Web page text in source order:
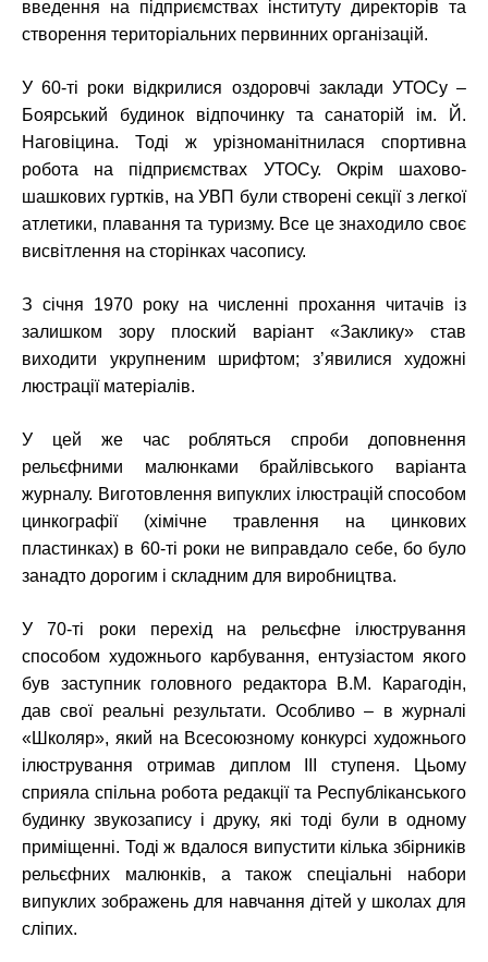
введення на підприємствах інституту директорів та
створення територіальних первинних організацій.
У 60-ті роки відкрилися оздоровчі заклади УТОСу –
Боярський будинок відпочинку та санаторій ім. Й.
Наговіцина. Тоді ж урізноманітнилася спортивна
робота на підприємствах УТОСу. Окрім шахово-
шашкових гуртків, на УВП були створені секції з легкої
атлетики, плавання та туризму. Все це знаходило своє
висвітлення на сторінках часопису.
З січня 1970 року на численні прохання читачів із
залишком зору плоский варіант «Заклику» став
виходити укрупненим шрифтом; з’явилися художні
люстрації матеріалів.
У цей же час робляться спроби доповнення
рельєфними малюнками брайлівського варіанта
журналу. Виготовлення випуклих ілюстрацій способом
цинкографії (хімічне травлення на цинкових
пластинках) в 60-ті роки не виправдало себе, бо було
занадто дорогим і складним для виробництва.
У 70-ті роки перехід на рельєфне ілюстрування
способом художнього карбування, ентузіастом якого
був заступник головного редактора В.М. Карагодін,
дав свої реальні результати. Особливо – в журналі
«Школяр», який на Всесоюзному конкурсі художнього
ілюстрування отримав диплом III ступеня. Цьому
сприяла спільна робота редакції та Республіканського
будинку звукозапису і друку, які тоді були в одному
приміщенні. Тоді ж вдалося випустити кілька збірників
рельєфних малюнків, а також спеціальні набори
випуклих зображень для навчання дітей у школах для
сліпих.